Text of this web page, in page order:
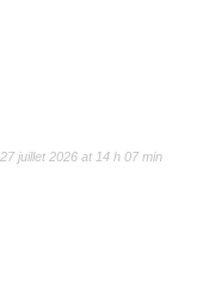
27 juillet 2026 at 14 h 07 min